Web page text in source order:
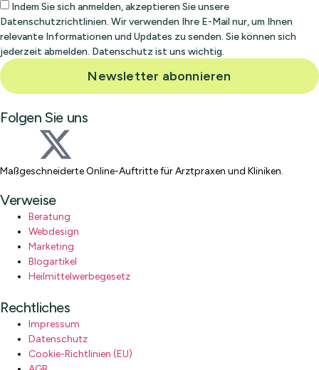
Indem Sie sich anmelden, akzeptieren Sie unsere
Datenschutzrichtlinien. Wir verwenden Ihre E-Mail nur, um Ihnen
relevante Informationen und Updates zu senden. Sie können sich
jederzeit abmelden. Datenschutz ist uns wichtig.
Newsletter abonnieren
Folgen Sie uns
Maßgeschneiderte Online-Auftritte für Arztpraxen und Kliniken.
Verweise
Beratung
Webdesign
Marketing
Blogartikel
Heilmittelwerbegesetz
Rechtliches
Impressum
Datenschutz
Cookie-Richtlinien (EU)